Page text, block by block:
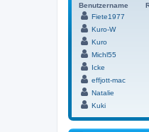
Benutzername
Fiete1977
Kuro-W
Kuro
Michl55
Icke
effjott-mac
Natalie
Kuki